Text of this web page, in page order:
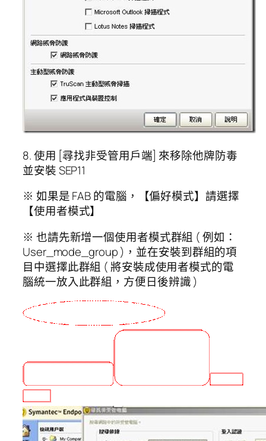
8. 使用 [尋找非受管用戶端] 來移除他牌防毒
並安裝 SEP11
※ 如果是 FAB 的電腦，【偏好模式】請選擇
【使用者模式】
※ 也請先新增一個使用者模式群組 ( 例如：
User_mode_group )，並在安裝到群組的項
目中選擇此群組 ( 將安裝成使用者模式的電
腦統一放入此群組，方便日後辨識 )